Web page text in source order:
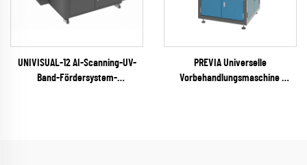
UNIVISUAL-12 AI-Scanning-UV-
Band-Fördersystem-
PREVIA Universelle
Vorbehandlungsmaschine